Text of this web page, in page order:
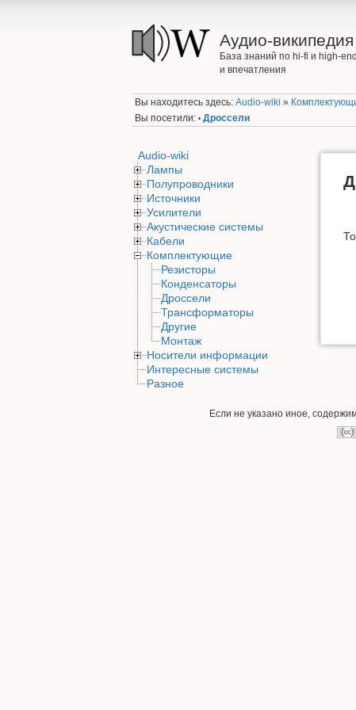
Аудио-википедия
База знаний по hi-fi и high-
и впечатления
Вы находитесь здесь:Audio-wiki »
Вы посетили: • Дроссели
Audio-wiki
Лампы
Полупроводники
Источники
Усилители
Акустические системы
Кабели
Комплектующие
Резисторы
Конденсаторы
Дроссели
Трансформаторы
Другие
Монтаж
Носители информации
Интересные системы
Разное
Если не указано иное,